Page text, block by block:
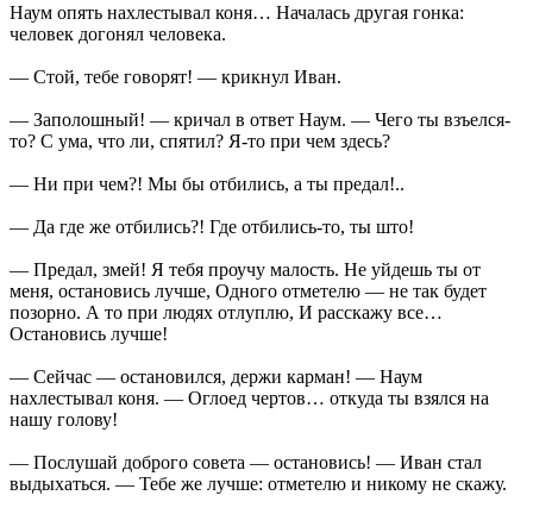
Наум опять нахлестывал коня… Началась другая гонка:
человек догонял человека.
— Стой, тебе говорят! — крикнул Иван.
— Заполошный! — кричал в ответ Наум. — Чего ты взъелся-
то? С ума, что ли, спятил? Я-то при чем здесь?
— Ни при чем?! Мы бы отбились, а ты предал!..
— Да где же отбились?! Где отбились-то, ты што!
— Предал, змей! Я тебя проучу малость. Не уйдешь ты от
меня, остановись лучше, Одного отметелю — не так будет
позорно. А то при людях отлуплю, И расскажу все…
Остановись лучше!
— Сейчас — остановился, держи карман! — Наум
нахлестывал коня. — Оглоед чертов… откуда ты взялся на
нашу голову!
— Послушай доброго совета — остановись! — Иван стал
выдыхаться. — Тебе же лучше: отметелю и никому не скажу.